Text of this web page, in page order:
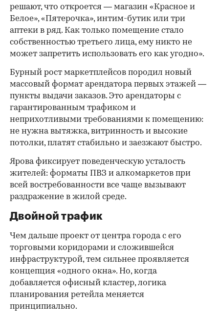
решают, что откроется — магазин «Красное и
Белое», «Пятерочка», интим-бутик или три
аптеки в ряд. Как только помещение стало
собственностью третьего лица, ему никто не
может запретить использовать его как угодно».
Бурный рост маркетплейсов породил новый
массовый формат арендатора первых этажей —
пункты выдачи заказов. Это арендаторы с
гарантированным трафиком и
неприхотливыми требованиями к помещению:
не нужна вытяжка, витринность и высокие
потолки, платят стабильно и заезжают быстро.
Ярова фиксирует поведенческую усталость
жителей: форматы ПВЗ и алкомаркетов при
всей востребованности все чаще вызывают
раздражение в жилой среде.
Двойной трафик
Чем дальше проект от центра города с его
торговыми коридорами и сложившейся
инфраструктурой, тем сильнее проявляется
концепция «одного окна». Но, когда
добавляется офисный кластер, логика
планирования ретейла меняется
принципиально.